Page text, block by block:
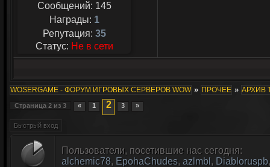
Сообщений: 145
Награды: 1
Репутация: 35
Статус: Не в сети
WOSERGAME - ФОРУМ ИГРОВЫХ СЕРВЕРОВ WOW » ПРОЧЕЕ » АРХИВ
Страница 2 из 3 « 1 2 3 »
Пользователи, посетившие нас сегодня:
alchemic78, EpohaChudes, azlmbl , Diabloruspb